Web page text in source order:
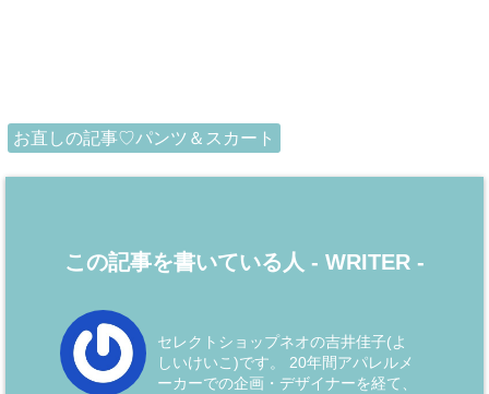
お直しの記事♡パンツ＆スカート
この記事を書いている人 - WRITER -
セレクトショップネオの吉井佳子(よ
しいけいこ)です。 20年間アパレルメ
ーカーでの企画・デザイナーを経て、